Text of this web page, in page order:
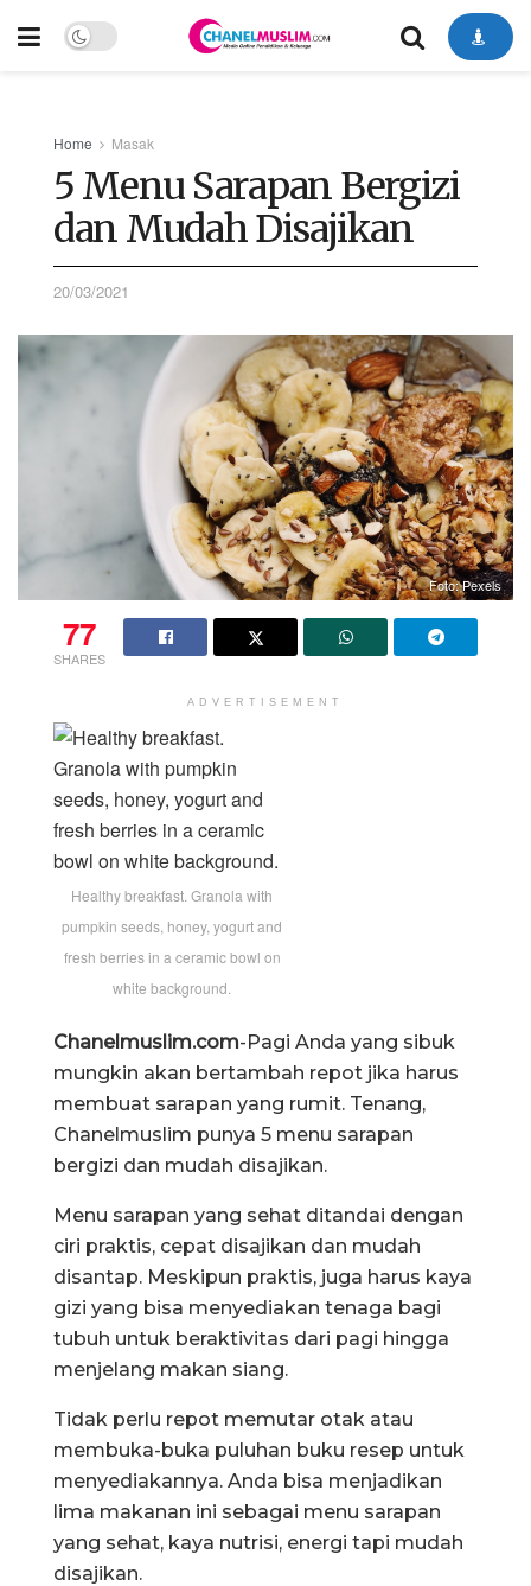
Home Masak
5 Menu Sarapan Bergizi
dan Mudah Disajikan
20/03/2021
Foto: Pexels
77
SHARES
ADVERTISEMENT
Healthy breakfast. Granola with
pumpkin seeds, honey, yogurt and
fresh berries in a ceramic bowl on
white background.
Chanelmuslim.com-Pagi Anda yang sibuk
mungkin akan bertambah repot jika harus
membuat sarapan yang rumit. Tenang,
Chanelmuslim punya 5 menu sarapan
bergizi dan mudah disajikan.
Menu sarapan yang sehat ditandai dengan
ciri praktis, cepat disajikan dan mudah
disantap. Meskipun praktis, juga harus kaya
gizi yang bisa menyediakan tenaga bagi
tubuh untuk beraktivitas dari pagi hingga
menjelang makan siang.
Tidak perlu repot memutar otak atau
membuka-buka puluhan buku resep untuk
menyediakannya. Anda bisa menjadikan
lima makanan ini sebagai menu sarapan
yang sehat, kaya nutrisi, energi tapi mudah
disajikan.